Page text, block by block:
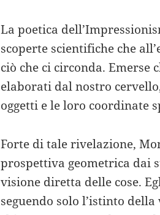
La poetica
scoperte scientifiche che
ciò che ci circonda. Emerse
elaborati dal nostro
oggetti e le loro coordinate
Forte di tale rivelazione,
prospettiva geometrica dai
visione diretta delle cose.
seguendo solo l’istinto